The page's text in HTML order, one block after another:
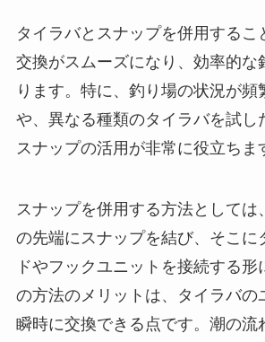
タイラバとスナップを併用するこ
交換がスムーズになり、効率的な
ります。特に、釣り場の状況が頻
や、異なる種類のタイラバを試し
スナップの活用が非常に役立ちま
スナップを併用する方法としては
の先端にスナップを結び、そこに
ドやフックユニットを接続する形
の方法のメリットは、タイラバの
瞬時に交換できる点です。潮の流